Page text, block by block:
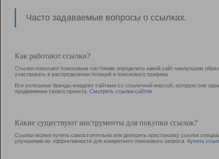
Часто задаваемые вопросы о ссылках.
Как работают ссылки?
Ссылки помогают поисковым системам определить какой сайт наилучшим
участвовать в раcпределении позиций и поискового трафика.
Все успешные бренды владеют сайтами со ссылочной массой, которую они
продвижения своего проекта. Смотреть ссылки сайтов
Какие существуют инструменты для покупки ссылок?
Ссылки можно купить самостоятельно или доверить простановку ссылок
улучшению их эффективности для конкретного поискового запроса. Купить